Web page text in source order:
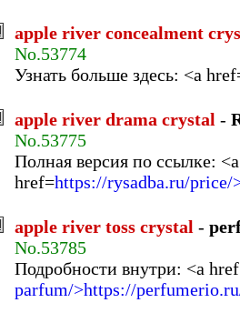
apple river concealment
No.53774
Узнать больше здесь: <a
apple river drama crystal -
No.53775
Полная версия по ссылке: <a
href=https://rysadba.ru/
apple river toss crystal -
No.53785
Подробности внутри: <a
parfum/>https://